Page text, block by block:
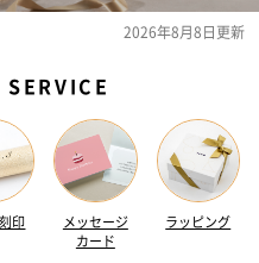
2026年8月8日更新
印
メッセージ
カード
ラッピング